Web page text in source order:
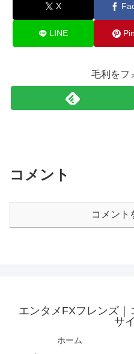
X
LINE
毛利をフ
コメント
コメント
エンタメFXフレンズ
サ
ホーム